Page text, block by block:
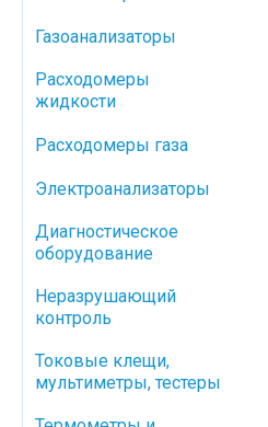
Газоанализаторы
Расходомеры
жидкости
Расходомеры газа
Электроанализаторы
Диагностическое
оборудование
Неразрушающий
контроль
Токовые клещи,
мультиметры, тестеры